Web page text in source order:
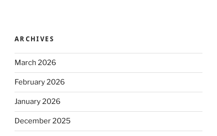
ARCHIVES
March 2026
February 2026
January 2026
December 2025